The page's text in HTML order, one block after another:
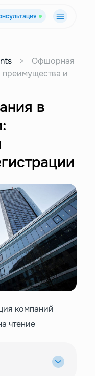
>
Офшорная
преимущества и
в
компаний
чтение